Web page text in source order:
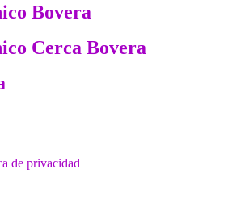
Bovera
Cerca Bovera
de privacidad